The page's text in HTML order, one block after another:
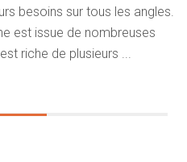
besoins sur tous les angles.
est issue de nombreuses
riche de plusieurs ...